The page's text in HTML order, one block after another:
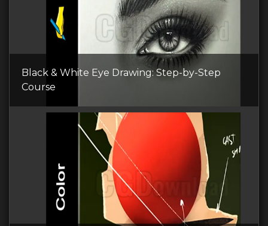
Black & White Eye Drawing: Step-by-Step
Course